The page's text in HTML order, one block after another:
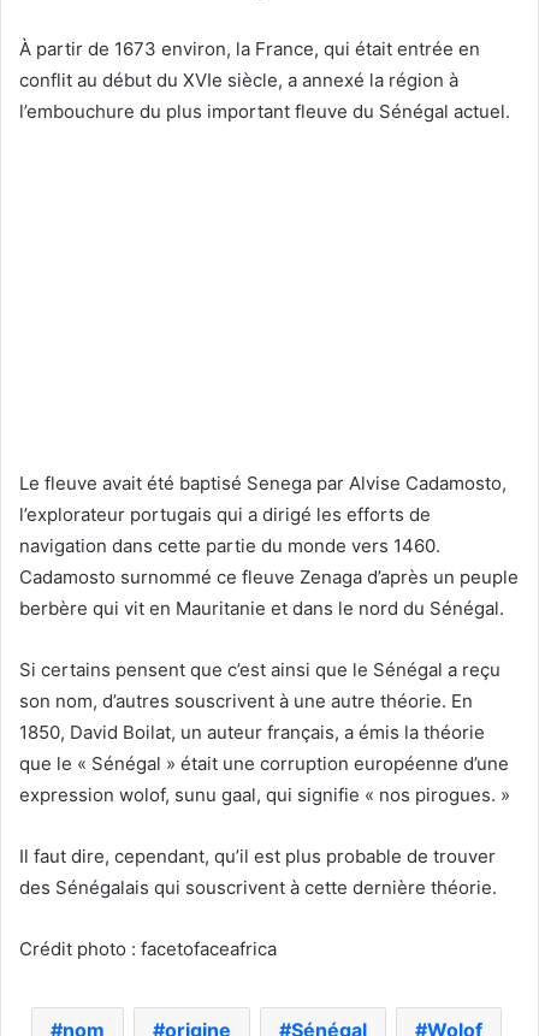
À partir de 1673 environ, la France, qui était entrée en
conflit au début du XVIe siècle, a annexé la région à
l’embouchure du plus important fleuve du Sénégal actuel.
Le fleuve avait été baptisé Senega par Alvise Cadamosto,
l’explorateur portugais qui a dirigé les efforts de
navigation dans cette partie du monde vers 1460.
Cadamosto surnommé ce fleuve Zenaga d’après un peuple
berbère qui vit en Mauritanie et dans le nord du Sénégal.
Si certains pensent que c’est ainsi que le Sénégal a reçu
son nom, d’autres souscrivent à une autre théorie. En
1850, David Boilat, un auteur français, a émis la théorie
que le « Sénégal » était une corruption européenne d’une
expression wolof, sunu gaal, qui signifie « nos pirogues. »
Il faut dire, cependant, qu’il est plus probable de trouver
des Sénégalais qui souscrivent à cette dernière théorie.
Crédit photo : facetofaceafrica
nom origine Sénégal Wolof